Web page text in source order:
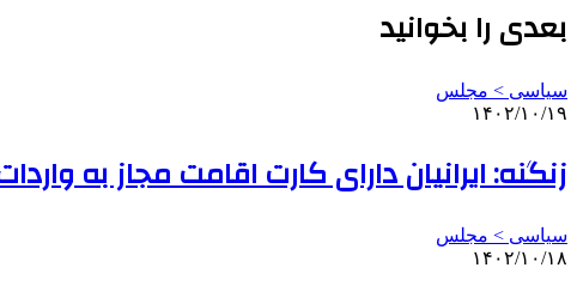
بعدی را بخوانید
سیاسی > مجلس
۱۴۰۲/۱۰/۱۹
زنگنه: ایرانیان دارای کارت اقامت مجاز به
سیاسی > مجلس
۱۴۰۲/۱۰/۱۸